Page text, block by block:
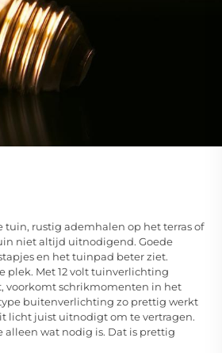
rustig ademhalen op het terras of
niet altijd uitnodigend. Goede
en het tuinpad beter ziet.
plek. Met 12 volt tuinverlichting
voorkomt schrikmomenten in het
buitenverlichting zo prettig werkt
licht juist uitnodigt om te vertragen.
wat nodig is. Dat is prettig